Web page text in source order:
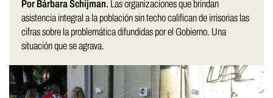
Por Bárbara Schijman. Las organizaciones que brindan
asistencia integral a la población sin techo califican de irrisorias las
cifras sobre la problemática difundidas por el Gobierno. Una
situación que se agrava.